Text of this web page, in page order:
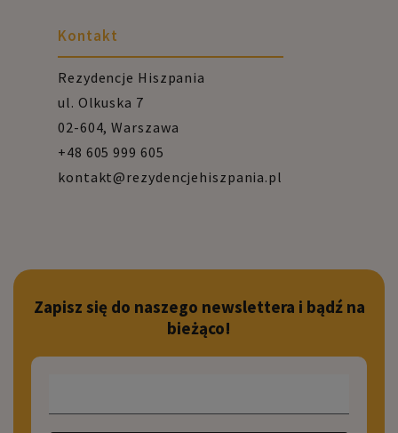
Kontakt
Rezydencje Hiszpania
ul. Olkuska 7
02-604, Warszawa
+48 605 999 605
kontakt@rezydencjehiszpania.pl
Zapisz się do naszego newslettera i bądź na
bieżąco!